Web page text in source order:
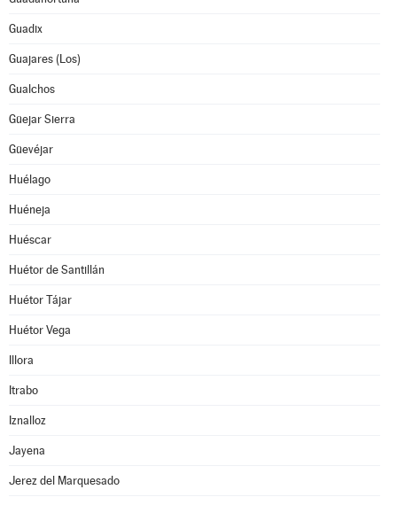
Guadix
Guajares (Los)
Gualchos
Güejar Sierra
Güevéjar
Huélago
Huéneja
Huéscar
Huétor de Santillán
Huétor Tájar
Huétor Vega
Illora
Itrabo
Iznalloz
Jayena
Jerez del Marquesado